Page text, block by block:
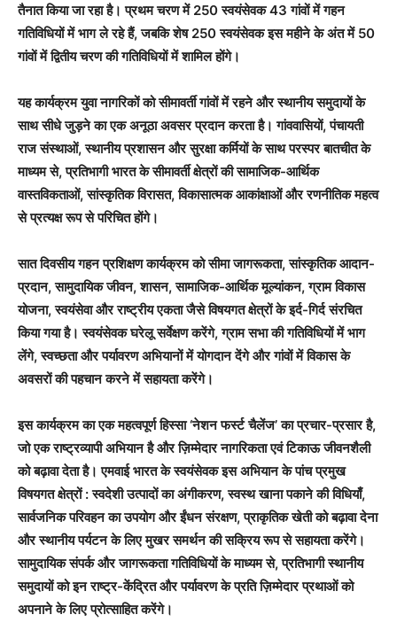
तैनात किया जा रहा है। प्रथम चरण में 250 स्वयंसेवक 43 गांवों में गहन
गतिविधियों में भाग ले रहे हैं, जबकि शेष 250 स्वयंसेवक इस महीने के अंत में 50
गांवों में द्वितीय चरण की गतिविधियों में शामिल होंगे।
यह कार्यक्रम युवा नागरिकों को सीमावर्ती गांवों में रहने और स्थानीय समुदायों के
साथ सीधे जुड़ने का एक अनूठा अवसर प्रदान करता है। गांववासियों, पंचायती
राज संस्थाओं, स्थानीय प्रशासन और सुरक्षा कर्मियों के साथ परस्पर बातचीत के
माध्यम से, प्रतिभागी भारत के सीमावर्ती क्षेत्रों की सामाजिक-आर्थिक
वास्तविकताओं, सांस्कृतिक विरासत, विकासात्मक आकांक्षाओं और रणनीतिक महत्व
से प्रत्यक्ष रूप से परिचित होंगे।
सात दिवसीय गहन प्रशिक्षण कार्यक्रम को सीमा जागरूकता, सांस्कृतिक आदान-
प्रदान, सामुदायिक जीवन, शासन, सामाजिक-आर्थिक मूल्यांकन, ग्राम विकास
योजना, स्वयंसेवा और राष्ट्रीय एकता जैसे विषयगत क्षेत्रों के इर्द-गिर्द संरचित
किया गया है। स्वयंसेवक घरेलू सर्वेक्षण करेंगे, ग्राम सभा की गतिविधियों में भाग
लेंगे, स्वच्छता और पर्यावरण अभियानों में योगदान देंगे और गांवों में विकास के
अवसरों की पहचान करने में सहायता करेंगे।
इस कार्यक्रम का एक महत्वपूर्ण हिस्सा ‘नेशन फर्स्ट चैलेंज’ का प्रचार-प्रसार है,
जो एक राष्ट्रव्यापी अभियान है और ज़िम्मेदार नागरिकता एवं टिकाऊ जीवनशैली
को बढ़ावा देता है। एमवाई भारत के स्वयंसेवक इस अभियान के पांच प्रमुख
विषयगत क्षेत्रों : स्वदेशी उत्पादों का अंगीकरण, स्वस्थ खाना पकाने की विधियाँ,
सार्वजनिक परिवहन का उपयोग और ईंधन संरक्षण, प्राकृतिक खेती को बढ़ावा देना
और स्थानीय पर्यटन के लिए मुखर समर्थन की सक्रिय रूप से सहायता करेंगे।
सामुदायिक संपर्क और जागरूकता गतिविधियों के माध्यम से, प्रतिभागी स्थानीय
समुदायों को इन राष्ट्र-केंद्रित और पर्यावरण के प्रति ज़िम्मेदार प्रथाओं को
अपनाने के लिए प्रोत्साहित करेंगे।